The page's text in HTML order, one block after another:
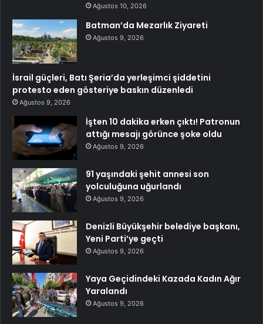
Ağustos 10, 2026
Batman’da Mezarlık Ziyareti
Ağustos 9, 2026
İsrail güçleri, Batı Şeria’da yerleşimci şiddetini
protesto eden gösteriye baskın düzenledi
Ağustos 9, 2026
İşten 10 dakika erken çıktı! Patronun
attığı mesajı görünce şoke oldu
Ağustos 9, 2026
91 yaşındaki şehit annesi son
yolculuğuna uğurlandı
Ağustos 9, 2026
Denizli Büyükşehir belediye başkanı,
Yeni Parti’ye geçti
Ağustos 9, 2026
Yaya Geçidindeki Kazada Kadın Ağır
Yaralandı
Ağustos 9, 2026